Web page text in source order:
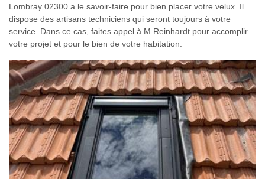
Lombray 02300 a le savoir-faire pour bien placer votre velux. Il
dispose des artisans techniciens qui seront toujours à votre
service. Dans ce cas, faites appel à M.Reinhardt pour accomplir
votre projet et pour le bien de votre habitation.